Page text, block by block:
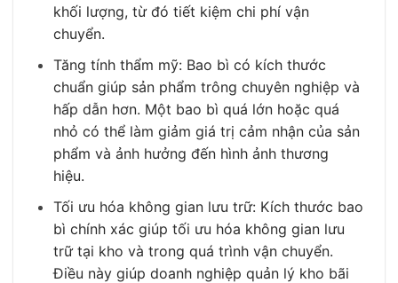
khối lượng, từ đó tiết kiệm chi phí vận
chuyển.
Tăng tính thẩm mỹ: Bao bì có kích thước
chuẩn giúp sản phẩm trông chuyên nghiệp và
hấp dẫn hơn. Một bao bì quá lớn hoặc quá
nhỏ có thể làm giảm giá trị cảm nhận của sản
phẩm và ảnh hưởng đến hình ảnh thương
hiệu.
Tối ưu hóa không gian lưu trữ: Kích thước bao
bì chính xác giúp tối ưu hóa không gian lưu
trữ tại kho và trong quá trình vận chuyển.
Điều này giúp doanh nghiệp quản lý kho bãi